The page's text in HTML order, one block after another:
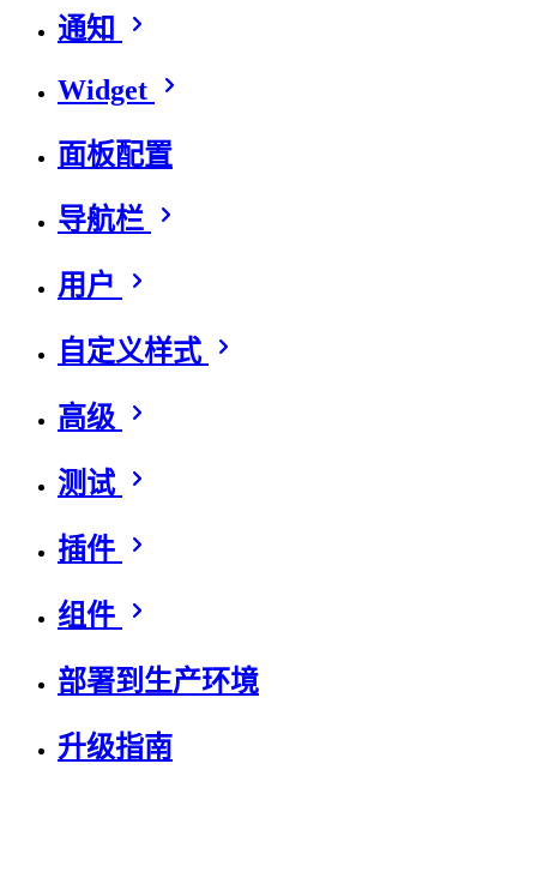
通知
Widget
面板配置
导航栏
用户
自定义样式
高级
测试
插件
组件
部署到生产环境
升级指南